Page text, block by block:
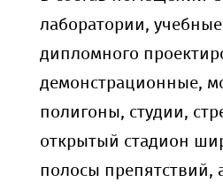
лаборатории,
дипломного
демонстрационные,
полигоны, студии,
открытый стадион
полосы препятствий,